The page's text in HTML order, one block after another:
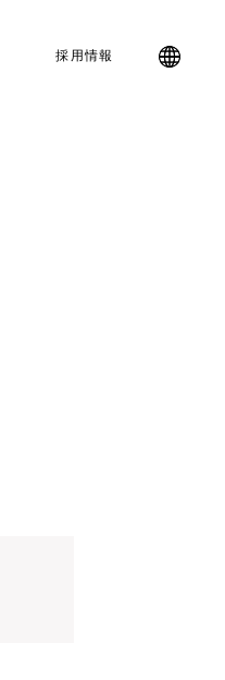
採用情報